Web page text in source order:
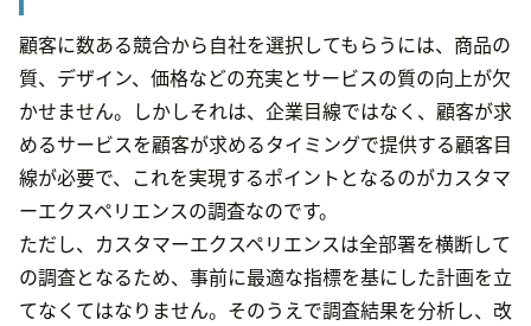
顧客に数ある競合から自社を選択してもらうには、商品の
質、デザイン、価格などの充実とサービスの質の向上が欠
かせません。しかしそれは、企業目線ではなく、顧客が求
めるサービスを顧客が求めるタイミングで提供する顧客目
線が必要で、これを実現するポイントとなるのがカスタマ
ーエクスペリエンスの調査なのです。
ただし、カスタマーエクスペリエンスは全部署を横断して
の調査となるため、事前に最適な指標を基にした計画を立
てなくてはなりません。そのうえで調査結果を分析し、改